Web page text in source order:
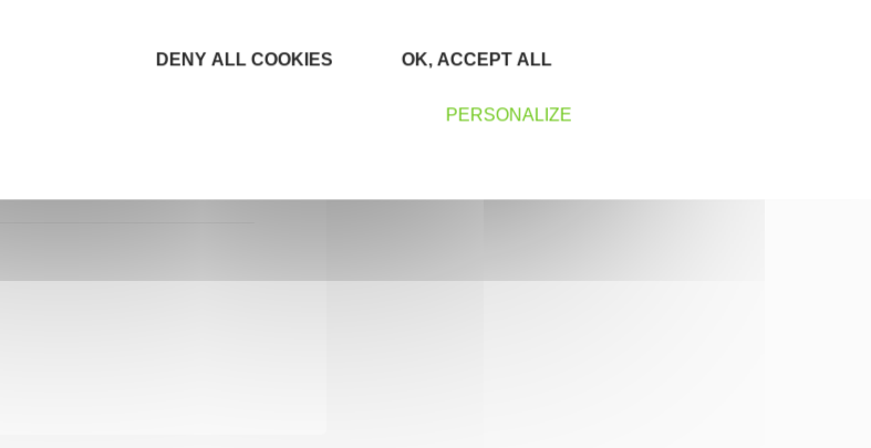
OK, ACCEPT ALL
DENY ALL COOKIES
PERSONALIZE